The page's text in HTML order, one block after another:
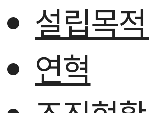
설립목
연혁